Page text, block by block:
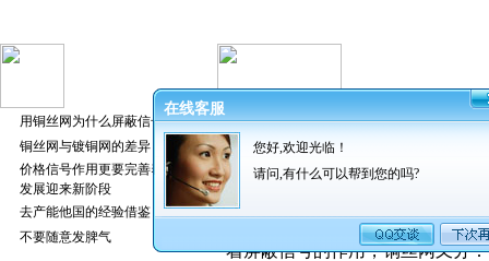
用铜丝网为什么屏蔽信号好
铜丝网与镀铜网的差异
价格信号作用更要完善养猪业
发展迎来新阶段
去产能他国的经验借鉴
不要随意发脾气
屏蔽信号为什么要用铜丝网，
着屏蔽信号的作用，铜丝网又分
在线客服
您好,欢迎光临！
请问,有什么可以帮到您的吗?